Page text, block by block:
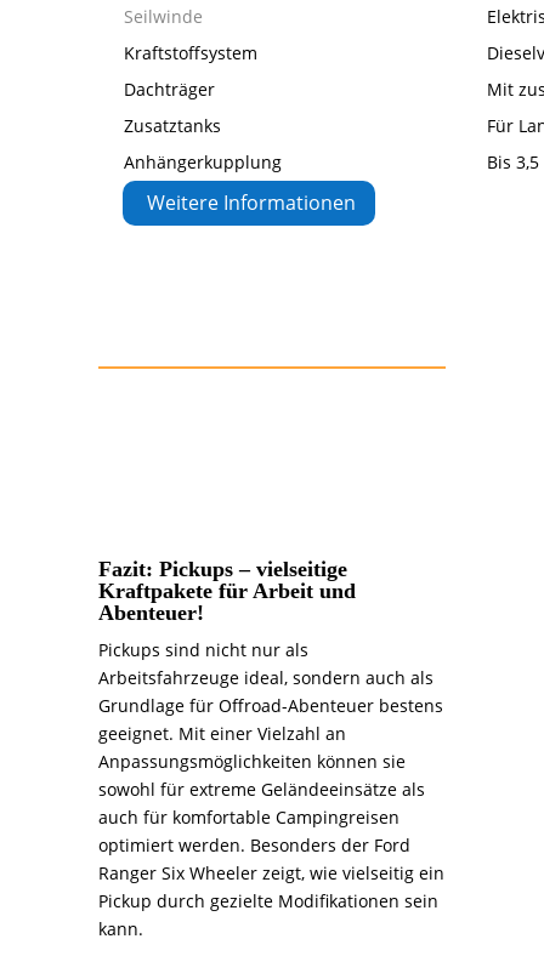
Flatbed-Umbauten
Seilwinde
Kraftstoffsystem
Dachträger
Mit
Zusatztanks
Für
Anhängerkupplung
Fazit: Pickups – vielseitige
Abenteuer!
Pickups sind nicht nur als
Arbeitsfahrzeuge ideal, sondern auch als
Grundlage für Offroad-Abenteuer bestens
geeignet. Mit einer Vielzahl an
Anpassungsmöglichkeiten können sie
sowohl für extreme Geländeeinsätze als
auch für komfortable Campingreisen
optimiert werden. Besonders der Ford
Ranger Six Wheeler zeigt, wie vielseitig ein
Pickup durch gezielte Modifikationen sein